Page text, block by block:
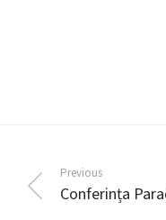
Previous
Conferința